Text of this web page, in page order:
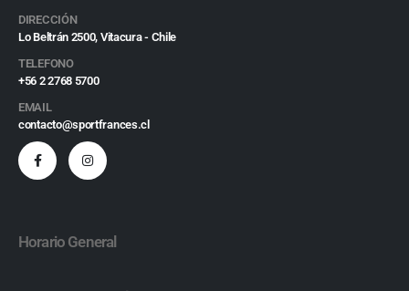
DIRECCIÓN
Lo Beltrán 2500, Vitacura - Chile
TELEFONO
+56 2 2768 5700
EMAIL
contacto@sportfrances.cl
Horario General